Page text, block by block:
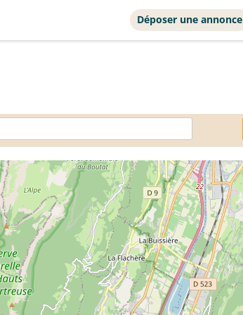
Déposer une annonce